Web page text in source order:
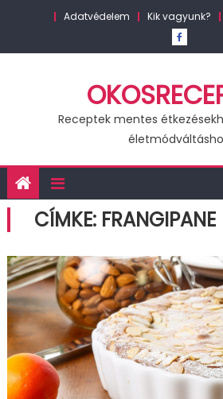
Adatvédelem Kik vagyunk?
Receptek mentes
CÍMKE: FRANGIPANE